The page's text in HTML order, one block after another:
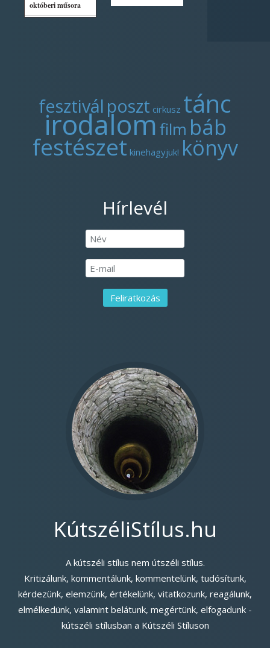
fesztivál poszt cirkusz tánc
irodalomfilm báb
festészet kinehagyjuk! könyv
Hírlevél
KútszéliStílus.hu
A kútszéli stílus nem útszéli stílus.
Kritizálunk, kommentálunk, kommentelünk, tudósítunk,
kérdezünk, elemzünk, értékelünk, vitatkozunk, reagálunk,
elmélkedünk, valamint belátunk, megértünk, elfogadunk -
kútszéli stílusban a Kútszéli Stíluson